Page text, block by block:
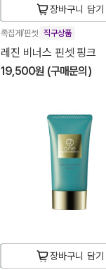
장바구니 담기
족집게/핀셋 직구상품
레진 비너스 핀셋 핑크
19,500원 (구매문의)
장바구니 담기